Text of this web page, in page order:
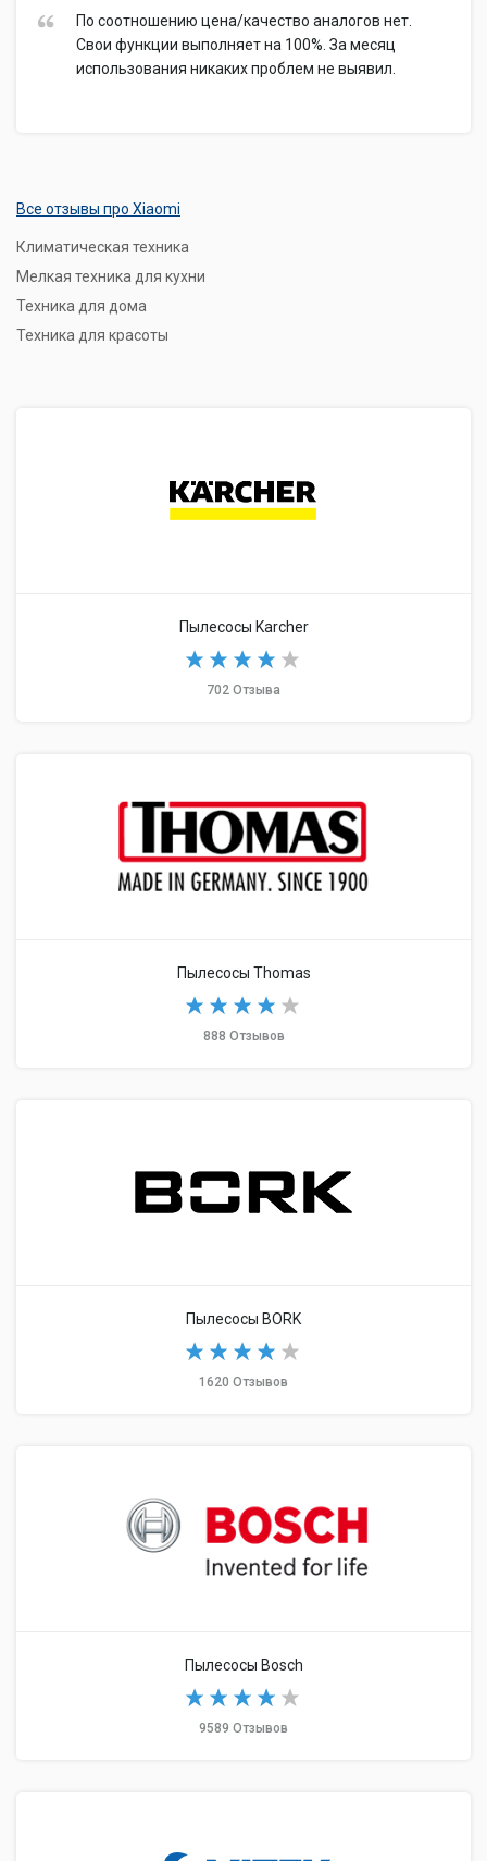
По соотношению цена/качество аналогов нет.
Свои функции выполняет на 100%. За месяц
использования никаких проблем не выявил.
Все отзывы про Xiaomi
Климатическая техника
Мелкая техника для кухни
Техника для дома
Техника для красоты
Пылесосы Karcher
702 Отзыва
Пылесосы Thomas
888 Отзывов
Пылесосы BORK
1620 Отзывов
Пылесосы Bosch
9589 Отзывов